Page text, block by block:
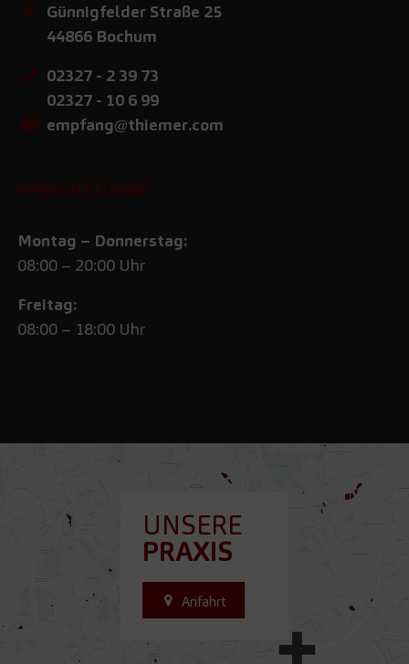
UNSERE
PRAXIS
Anfahrt
Günnigfelder Straße 25
44866 Bochum
02327 - 2 39 73
02327 - 10 6 99
empfang@thiemer.com
SPRECHSTUNDE
Montag – Donnerstag:
08:00 – 20:00 Uhr
Freitag:
08:00 – 18:00 Uhr